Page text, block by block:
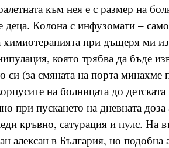
към нея е с размер на
деца. Колона с инфузомати –
химиотерапията при дъщеря ми
която трябва да бъде
си (за смяната на порта минахме
на болницата до
при пускането на дневната доза
кръвно, сатурация и пулс. На
алексан в България, но подобна